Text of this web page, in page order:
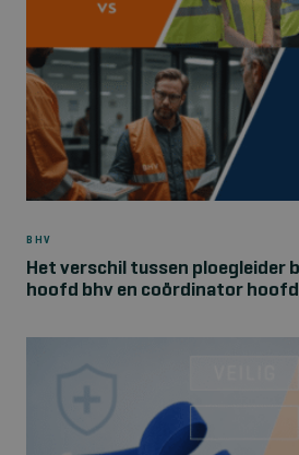
BHV
Het verschil tussen ploegleider
hoofd bhv en coördinator